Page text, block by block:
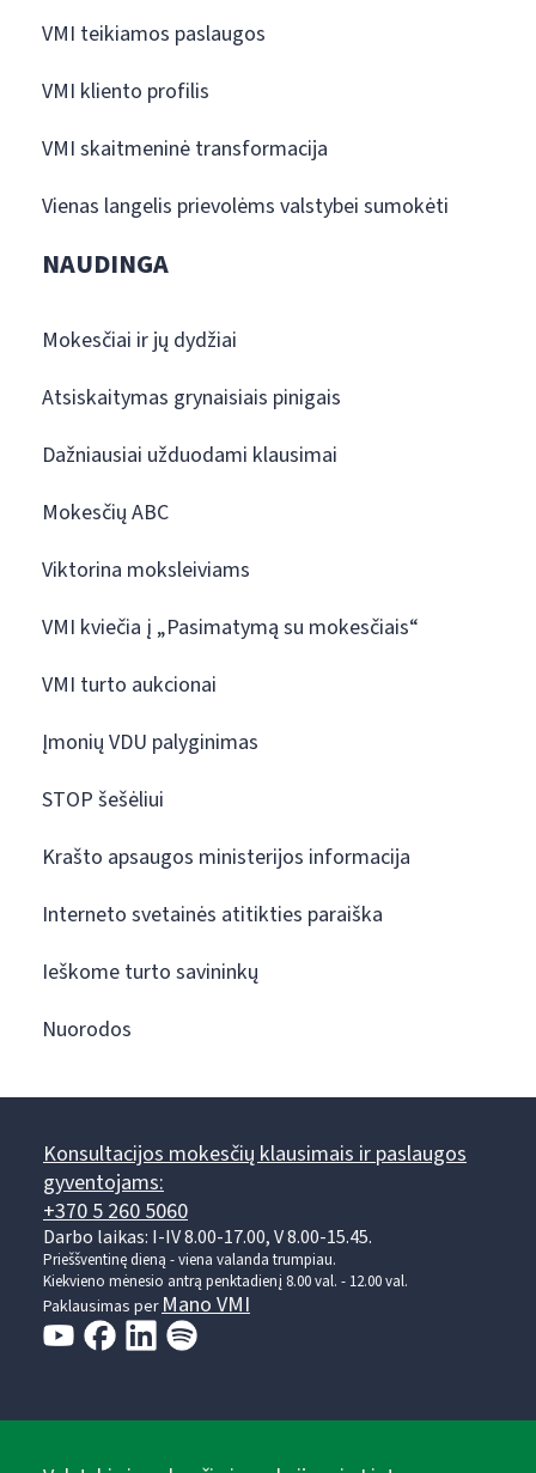
VMI teikiamos paslaugos
VMI kliento profilis
VMI skaitmeninė transformacija
Vienas langelis prievolėms valstybei sumokėti
NAUDINGA
Mokesčiai ir jų dydžiai
Atsiskaitymas grynaisiais pinigais
Dažniausiai užduodami klausimai
Mokesčių ABC
Viktorina moksleiviams
VMI kviečia į „Pasimatymą su mokesčiais“
VMI turto aukcionai
Įmonių VDU palyginimas
STOP šešėliui
Krašto apsaugos ministerijos informacija
Interneto svetainės atitikties paraiška
Ieškome turto savininkų
Nuorodos
Konsultacijos mokesčių klausimais ir paslaugos
gyventojams:
+370 5 260 5060
Darbo laikas: I-IV 8.00-17.00, V 8.00-15.45.
Prieššventinę dieną - viena valanda trumpiau.
Kiekvieno mėnesio antrą penktadienį 8.00 val. - 12.00 val.
Paklausimas perMano VMI